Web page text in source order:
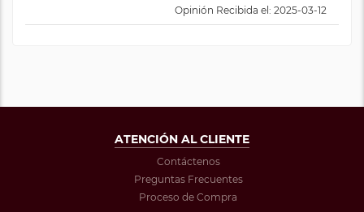
Opinión Recibida el: 2025-03-12
ATENCIÓN AL CLIENTE
Contáctenos
Preguntas Frecuentes
Proceso de Compra